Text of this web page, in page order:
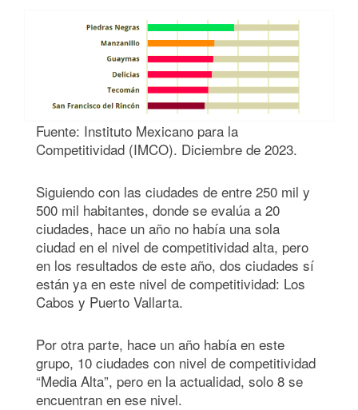
Fuente: Instituto Mexicano para la
Competitividad (IMCO). Diciembre de 2023.
Siguiendo con las ciudades de entre 250 mil y
500 mil habitantes, donde se evalúa a 20
ciudades, hace un año no había una sola
ciudad en el nivel de competitividad alta, pero
en los resultados de este año, dos ciudades sí
están ya en este nivel de competitividad: Los
Cabos y Puerto Vallarta.
Por otra parte, hace un año había en este
grupo, 10 ciudades con nivel de competitividad
“Media Alta”, pero en la actualidad, solo 8 se
encuentran en ese nivel.